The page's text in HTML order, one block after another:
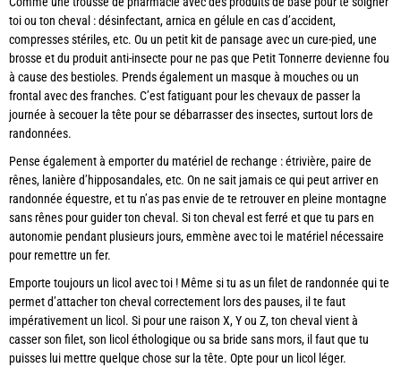
toi ou ton cheval : désinfectant, arnica en gélule en cas d’accident,
compresses stériles, etc. Ou un petit kit de pansage avec un cure-pied, une
brosse et du produit anti-insecte pour ne pas que Petit Tonnerre devienne fou
à cause des bestioles. Prends également un masque à mouches ou un
frontal avec des franches. C’est fatiguant pour les chevaux de passer la
journée à secouer la tête pour se débarrasser des insectes, surtout lors de
randonnées.
Pense également à emporter du matériel de rechange : étrivière, paire de
rênes, lanière d’hipposandales, etc. On ne sait jamais ce qui peut arriver en
randonnée équestre, et tu n’as pas envie de te retrouver en pleine montagne
sans rênes pour guider ton cheval. Si ton cheval est ferré et que tu pars en
autonomie pendant plusieurs jours, emmène avec toi le matériel nécessaire
pour remettre un fer.
Emporte toujours un licol avec toi ! Même si tu as un filet de randonnée qui te
permet d’attacher ton cheval correctement lors des pauses, il te faut
impérativement un licol. Si pour une raison X, Y ou Z, ton cheval vient à
casser son filet, son licol éthologique ou sa bride sans mors, il faut que tu
puisses lui mettre quelque chose sur la tête. Opte pour un licol léger.